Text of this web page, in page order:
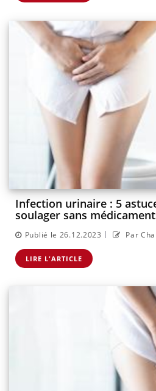
Infection urinaire : 5
soulager sans
Publié le 26.12.2023 | Par
LIRE L'ARTICLE